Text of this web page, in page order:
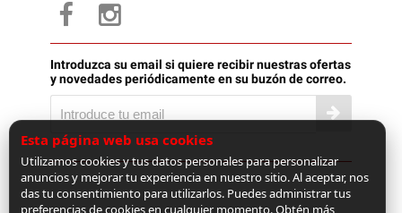
Introduzca su email si quiere recibir nuestras ofertas
y novedades periódicamente en su buzón de correo.
Esta página web usa cookies
Utilizamos cookies y tus datos personales para personalizar
anuncios y mejorar tu experiencia en nuestro sitio. Al aceptar, nos
das tu consentimiento para utilizarlos. Puedes administrar tus
preferencias de cookies en cualquier momento. Obtén más